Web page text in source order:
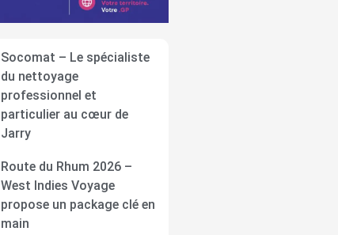
Socomat – Le spécialiste
du nettoyage
professionnel et
particulier au cœur de
Jarry
Route du Rhum 2026 –
West Indies Voyage
propose un package clé en
main